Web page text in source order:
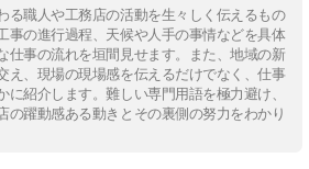
る職人や工務店の活動を生々しく伝えるもの
事の進行過程、天候や人手の事情などを具体
仕事の流れを垣間見せます。また、地域の新
え、現場の現場感を伝えるだけでなく、仕事
紹介します。難しい専門用語を極力避け、
の躍動感ある動きとその裏側の努力をわかり